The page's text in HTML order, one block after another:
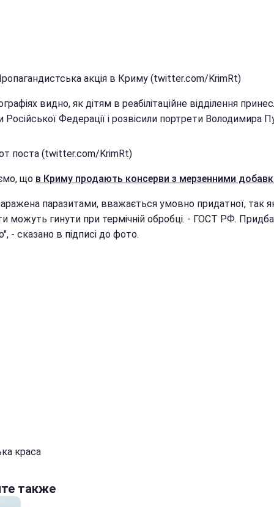
акція в Криму (twitter.com/KrimRt)
видно, як дітям в реабілітаційне відділення
Російської Федерації і розвісили портрети Володимира
поста (twitter.com/KrimRt)
що в Криму продають консерви з мерзенними
паразитами, вважається умовно придатної, так
можуть гинути при термічній обробці. - ГОСТ РФ.
- сказано в підписі до фото.
краса
также